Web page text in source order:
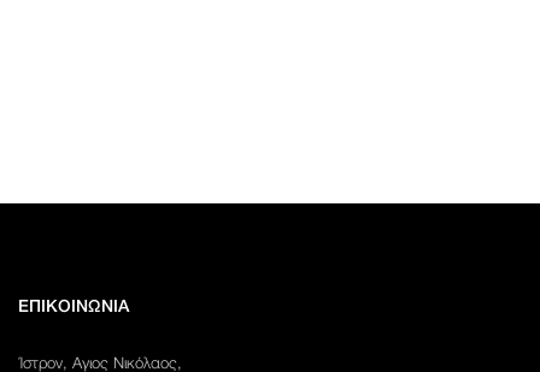
ΕΠΙΚΟΙΝΩΝΙΑ
Ίστρον, Αγιος Νικόλαος,